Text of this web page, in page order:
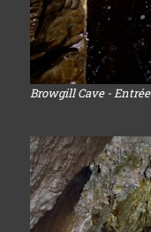
Browgill Cave - Entrée